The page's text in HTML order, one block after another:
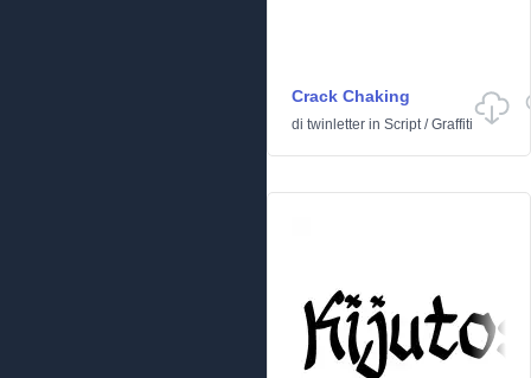
Crack Chaking
di twinletter in Script/Graffiti